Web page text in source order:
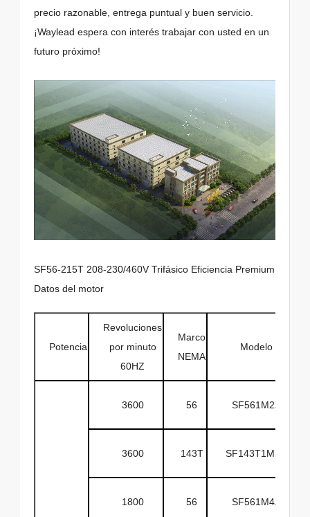
precio razonable, entrega puntual y buen servicio.
¡Waylead espera con interés trabajar con usted en un
futuro próximo!
SF56-215T 208-230/460V Trifásico Eficiencia Premium
Datos del motor
Potencia
Revoluciones
por minuto
60HZ
Marco
NEMA
Modelo
3600 56
SF561M2A
3600 143T
SF143T1M2A
1800 56
SF561M4A